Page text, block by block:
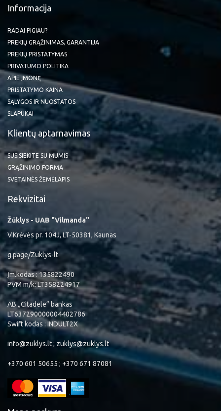
Informacija
RADAI PIGIAU?
PREKIŲ GRĄŽINIMAS, GARANTIJA
PREKIŲ PRISTATYMAS
PRIVATUMO POLITIKA
APIE ĮMONĘ
PRISTATYMO KAINA
SĄLYGOS IR NUOSTATOS
SLAPUKAI
Klientų aptarnavimas
SUSISIEKITE SU MUMIS
GRĄŽINIMO FORMA
SVETAINĖS ŽEMĖLAPIS
Rekvizitai
Žūklys - UAB "Vilmanda"
V.Krėvės pr. 104J, LT-50381, Kaunas
g.page/Zuklys-lt
Įm.kodas : 135822490
PVM m/k: LT358224917
AB „Citadele“ bankas
LT637290000004402786
Swift kodas : INDULT2X
info@zuklys.lt ; zuklys@zuklys.lt
+370 601 50655 ; +370 671 87081